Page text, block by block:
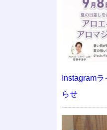
Instagram
らせ